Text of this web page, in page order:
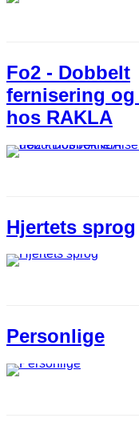
Fo2 - Dobbelt
fernisering
hos RAKLA
Hjertets sprog
Personlige